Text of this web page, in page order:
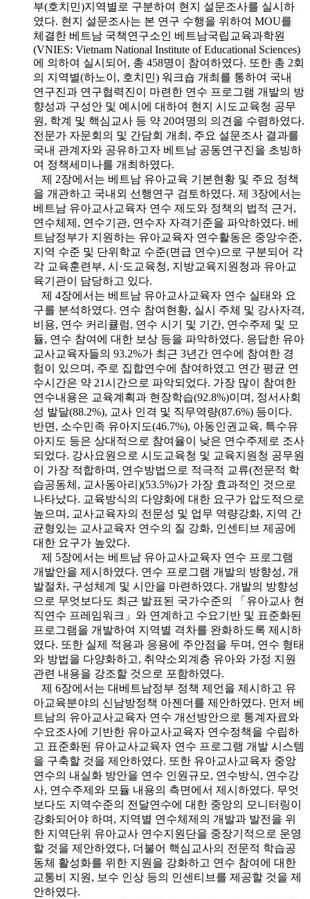
부(호치민)지역별로 구분하여 현지 설문조사를 실시하
였다. 현지 설문조사는 본 연구 수행을 위하여 MOU를
체결한 베트남 국책연구소인 베트남국립교육과학원
(VNIES: Vietnam National Institute of Educational Sciences)
에 의하여 실시되어, 총 458명이 참여하였다. 또한 총 2회
의 지역별(하노이, 호치민) 워크숍 개최를 통하여 국내
연구진과 연구협력진이 마련한 연수 프로그램 개발의 방
향성과 구성안 및 예시에 대하여 현지 시도교육청 공무
원, 학계 및 핵심교사 등 약 20여명의 의견을 수렴하였다.
전문가 자문회의 및 간담회 개최, 주요 설문조사 결과를
국내 관계자와 공유하고자 베트남 공동연구진을 초빙하
여 정책세미나를 개최하였다.
제 2장에서는 베트남 유아교육 기본현황 및 주요 정책
을 개관하고 국내외 선행연구 검토하였다. 제 3장에서는
베트남 유아교사교육자 연수 제도와 정책의 법적 근거,
연수체제, 연수기관, 연수자 자격기준을 파악하였다. 베
트남정부가 지원하는 유아교육자 연수활동은 중앙수준,
지역 수준 및 단위학교 수준(면급 연수)으로 구분되어 각
각 교육훈련부, 시·도교육청, 지방교육지원청과 유아교
육기관이 담당하고 있다.
제 4장에서는 베트남 유아교사교육자 연수 실태와 요
구를 분석하였다. 연수 참여현황, 실시 주체 및 강사자격,
비용, 연수 커리큘럼, 연수 시기 및 기간, 연수주제 및 모
듈, 연수 참여에 대한 보상 등을 파악하였다. 응답한 유아
교사교육자들의 93.2%가 최근 3년간 연수에 참여한 경
험이 있으며, 주로 집합연수에 참여하였고 연간 평균 연
수시간은 약 21시간으로 파악되었다. 가장 많이 참여한
연수내용은 교육계획과 현장학습(92.8%)이며, 정서사회
성 발달(88.2%), 교사 인격 및 직무역량(87.6%) 등이다.
반면, 소수민족 유아지도(46.7%), 아동인권교육, 특수유
아지도 등은 상대적으로 참여율이 낮은 연수주제로 조사
되었다. 강사요원으로 시도교육청 및 교육지원청 공무원
이 가장 적합하며, 연수방법으로 적극적 교류(전문적 학
습공동체, 교사동아리)(53.5%)가 가장 효과적인 것으로
나타났다. 교육방식의 다양화에 대한 요구가 압도적으로
높으며, 교사교육자의 전문성 및 업무 역량강화, 지역 간
균형있는 교사교육자 연수의 질 강화, 인센티브 제공에
대한 요구가 높았다.
제 5장에서는 베트남 유아교사교육자 연수 프로그램
개발안을 제시하였다. 연수 프로그램 개발의 방향성, 개
발절차, 구성체계 및 시안을 마련하였다. 개발의 방향성
으로 무엇보다도 최근 발표된 국가수준의 「유아교사 현
직연수 프레임워크」와 연계하고 수요기반 및 표준화된
프로그램을 개발하여 지역별 격차를 완화하도록 제시하
였다. 또한 실제 적용과 응용에 주안점을 두며, 연수 형태
와 방법을 다양화하고, 취약소외계층 유아와 가정 지원
관련 내용을 강조할 것으로 포함하였다.
제 6장에서는 대베트남정부 정책 제언을 제시하고 유
아교육분야의 신남방정책 아젠더를 제안하였다. 먼저 베
트남의 유아교사교육자 연수 개선방안으로 통계자료와
수요조사에 기반한 유아교사교육자 연수정책을 수립하
고 표준화된 유아교사교육자 연수 프로그램 개발 시스템
을 구축할 것을 제안하였다. 또한 유아교사교육자 중앙
연수의 내실화 방안을 연수 인원규모, 연수방식, 연수강
사, 연수주제와 모듈 내용의 측면에서 제시하였다. 무엇
보다도 지역수준의 전달연수에 대한 중앙의 모니터링이
강화되어야 하며, 지역별 연수체제의 개발과 발전을 위
한 지역단위 유아교사 연수지원단을 중장기적으로 운영
할 것을 제안하였다, 더불어 핵심교사의 전문적 학습공
동체 활성화를 위한 지원을 강화하고 연수 참여에 대한
교통비 지원, 보수 인상 등의 인센티브를 제공할 것을 제
안하였다.